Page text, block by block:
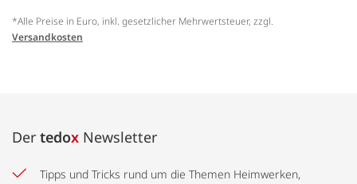
*Alle Preise in Euro, inkl. gesetzlicher Mehrwertsteuer, zzgl.
Versandkosten
Der tedox Newsletter
Tipps und Tricks rund um die Themen Heimwerken,